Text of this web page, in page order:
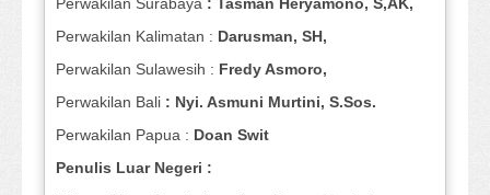
Perwakilan Kalimatan : Darusman, SH,
Perwakilan Sulawesih : Fredy Asmoro,
Perwakilan Bali : Nyi. Asmuni Murtini, S.Sos.
Perwakilan Papua : Doan Swit
Penulis Luar Negeri :